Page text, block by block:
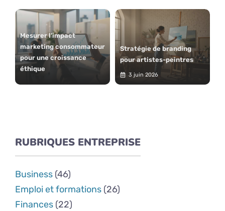
Mesurer l’impact
marketing consommateur
pour une croissance
éthique
Stratégie de branding
pour artistes-peintres
3 juin 2026
RUBRIQUES ENTREPRISE
Business (46)
Emploi et formations (26)
Finances (22)